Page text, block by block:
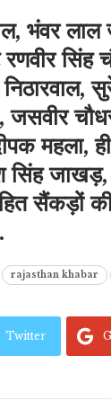
भंवर लाल
सिंह
महला,
सिंह
सैंकड़ों
rajasthan khabar
Twitter